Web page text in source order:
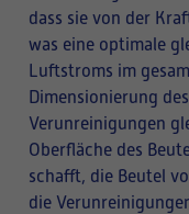
dass sie von der
was eine optimale
Luftstroms im
Dimensionierung
Verunreinigungen
Oberfläche des
schafft, die Beutel
die